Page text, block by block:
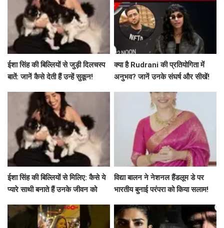
ईशा सिंह की बिल्लियों से जुड़ी दिलचस्प
बातें: जानें कैसे देती हैं उन्हें सुकून!
क्या है Rudrani की प्रतियोगिता में
अनुभव? जानें उनके संघर्ष और सीखें!
ईशा सिंह की बिल्लियों से मिलिए: कैसे ये
प्यारे साथी बनाते हैं उनके जीवन को
विद्या बालन ने नेशनल हैंडलूम डे पर
भारतीय बुनाई परंपरा को किया सलाम!